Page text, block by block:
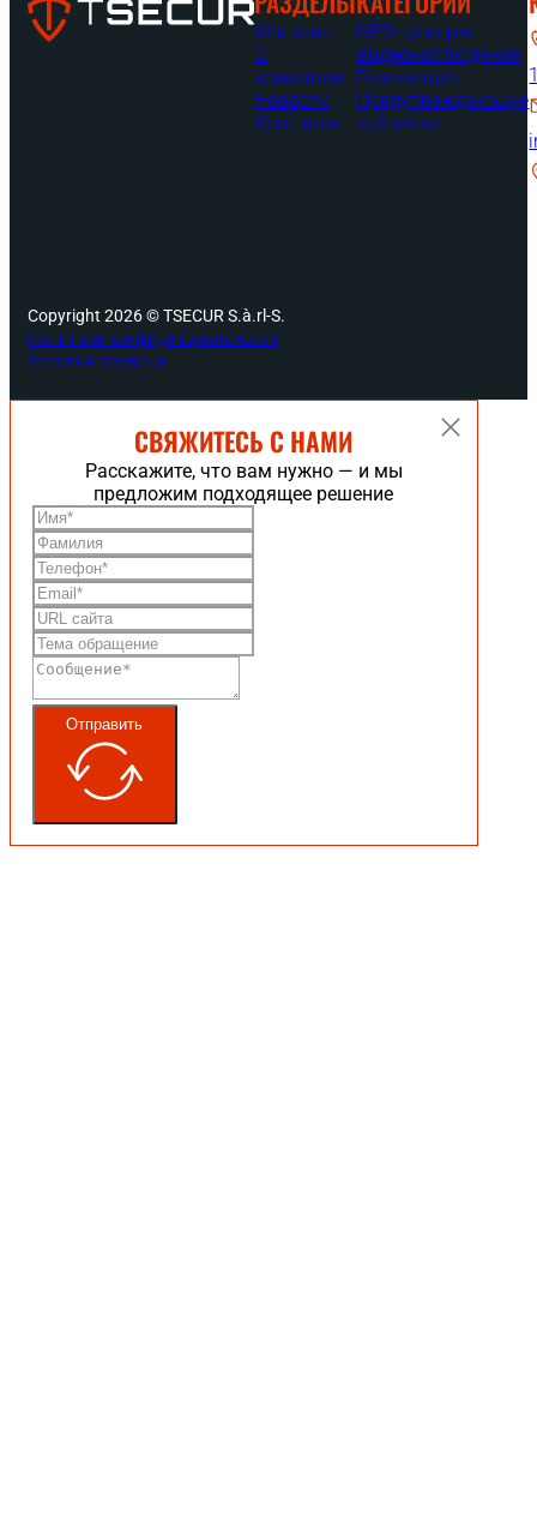
GPS-трекеры
Видеонаблюдение
Геолокация
Предупреждающие
таблички
Магазин
О
компании
Новости
Контакты
Copyright 2026 © TSECUR S.à.rl-S.
Политика конфиденциальности
Условия продажи
СВЯЖИТЕСЬ С НАМИ
Расскажите, что вам нужно — и мы
предложим подходящее решение
Отправить